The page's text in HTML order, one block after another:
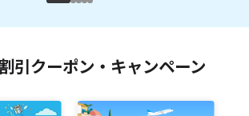
引クーポン・キャンペーン